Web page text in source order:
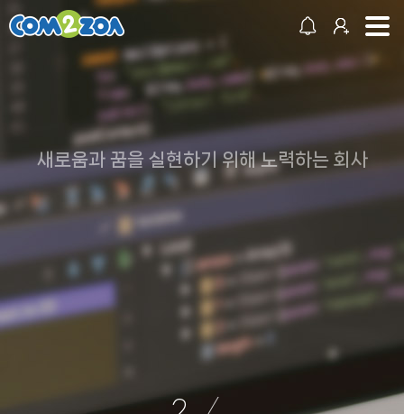
새로움과 꿈을 실현하기 위해 노력하는 회사
DREAM! IDEA!
CREATE!